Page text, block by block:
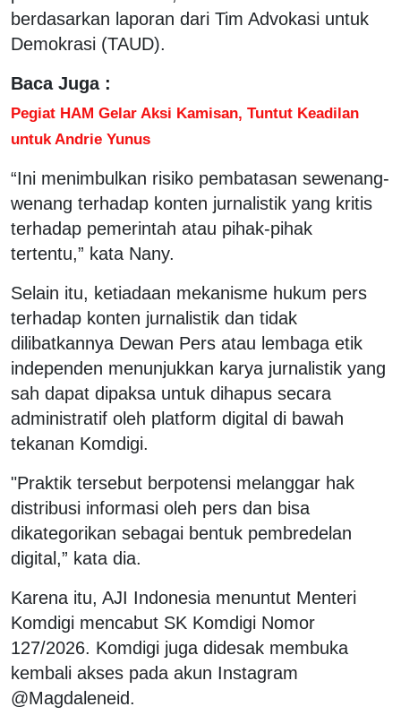
berdasarkan laporan dari Tim Advokasi untuk
Demokrasi (TAUD).
Baca Juga :
Pegiat HAM Gelar Aksi Kamisan, Tuntut Keadilan
untuk Andrie Yunus
“Ini menimbulkan risiko pembatasan sewenang-
wenang terhadap konten jurnalistik yang kritis
terhadap pemerintah atau pihak-pihak
tertentu,” kata Nany.
Selain itu, ketiadaan mekanisme hukum pers
terhadap konten jurnalistik dan tidak
dilibatkannya Dewan Pers atau lembaga etik
independen menunjukkan karya jurnalistik yang
sah dapat dipaksa untuk dihapus secara
administratif oleh platform digital di bawah
tekanan Komdigi.
"Praktik tersebut berpotensi melanggar hak
distribusi informasi oleh pers dan bisa
dikategorikan sebagai bentuk pembredelan
digital,” kata dia.
Karena itu, AJI Indonesia menuntut Menteri
Komdigi mencabut SK Komdigi Nomor
127/2026. Komdigi juga didesak membuka
kembali akses pada akun Instagram
@Magdaleneid.